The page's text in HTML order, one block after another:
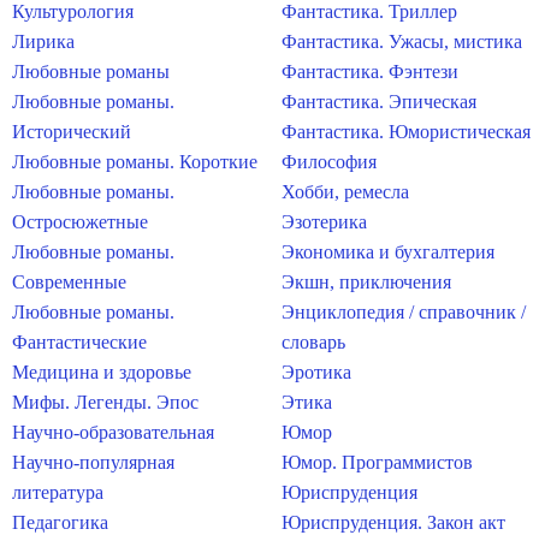
Культурология
Лирика
Любовные романы
Любовные романы.
Исторический
Любовные романы. Короткие
Любовные романы.
Остросюжетные
Любовные романы.
Современные
Любовные романы.
Фантастические
Медицина и здоровье
Мифы. Легенды. Эпос
Научно-образовательная
Научно-популярная
литература
Педагогика
Фантастика. Триллер
Фантастика. Ужасы, мистика
Фантастика. Фэнтези
Фантастика. Эпическая
Фантастика. Юмористическая
Философия
Хобби, ремесла
Эзотерика
Экономика и бухгалтерия
Экшн, приключения
Энциклопедия / справочник /
словарь
Эротика
Этика
Юмор
Юмор. Программистов
Юриспруденция
Юриспруденция. Закон акт